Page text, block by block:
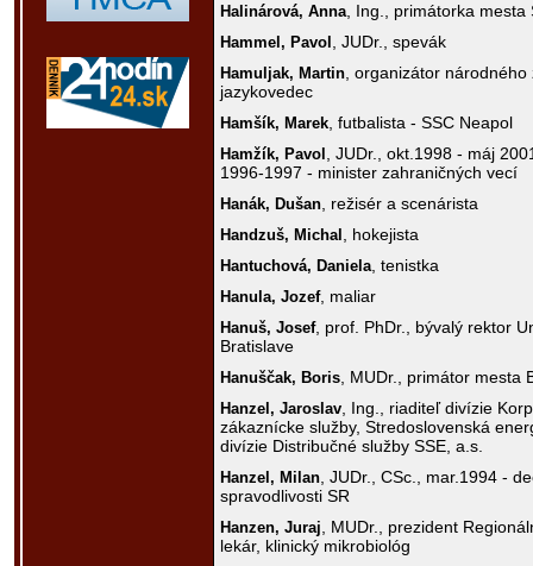
Halinárová, Anna , Ing., primátorka mesta
Hammel, Pavol , JUDr., spevák
Hamuljak, Martin , organizátor
jazykovedec
Hamšík, Marek , futbalista - SSC Neapol
Hamžík, Pavol
, JUDr., okt.1998 - máj
1996-1997 - minister zahraničných vecí
Hanák, Dušan , režisér a scenárista
Handzuš, Michal , hokejista
Hantuchová, Daniela , tenistka
Hanula, Jozef, maliar
Hanuš, Josef, prof. PhDr., bývalý rektor
Bratislave
Hanuščak, Boris , MUDr., primátor mesta
Hanzel, Jaroslav , Ing., riaditeľ divízie
zákaznícke služby, Stredoslovenská
divízie Distribučné služby SSE, a.s.
Hanzel, Milan , JUDr., CSc., mar.1994 -
spravodlivosti SR
Hanzen, Juraj , MUDr., prezident
lekár, klinický mikrobiológ